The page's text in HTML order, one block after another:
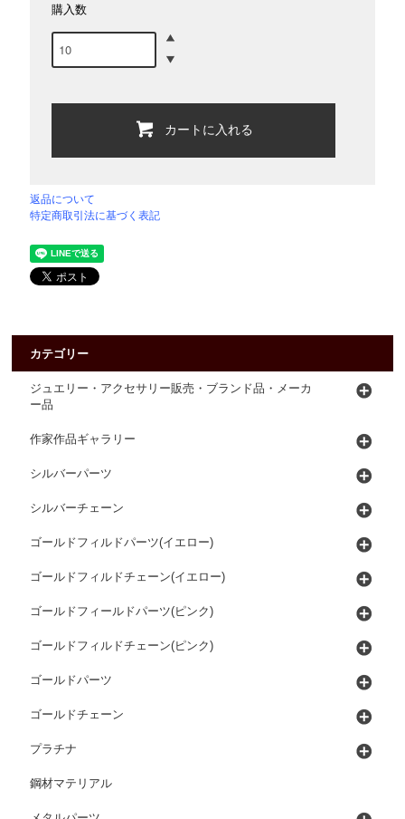
購入数
カートに入れる
返品について
特定商取引法に基づく表記
カテゴリー
ジュエリー・アクセサリー販売・ブランド品・メーカ
ー品
作家作品ギャラリー
シルバーパーツ
シルバーチェーン
ゴールドフィルドパーツ(イエロー)
ゴールドフィルドチェーン(イエロー)
ゴールドフィールドパーツ(ピンク)
ゴールドフィルドチェーン(ピンク)
ゴールドパーツ
ゴールドチェーン
プラチナ
鋼材マテリアル